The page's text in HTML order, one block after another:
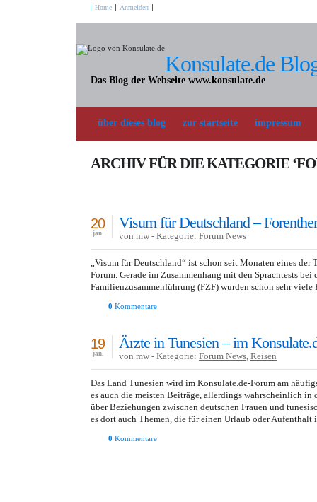
Konsulate.de
Das Blog der Webseite www.konsulate.de
Home Anmelden
über dieses blog zur startseite impressum
ARCHIV FÜR DIE KATEGORIE
Visum für Deutschland –
20
jan. von mw - Kategorie: Forum News
„Visum für Deutschland“ ist schon seit Monaten eines der
Forum. Gerade im Zusammenhang mit den Sprachtests bei
Familienzusammenführung (FZF) wurden schon sehr viele
0 Kommentare
Ärzte in Tunesien – im
19
jan. von mw - Kategorie: Forum News, Reisen
Das Land Tunesien wird im Konsulate.de-Forum am
es auch die meisten Beiträge, allerdings wahrscheinlich in
über Beziehungen zwischen deutschen Frauen und
es dort auch Themen, die für einen Urlaub oder
0 Kommentare